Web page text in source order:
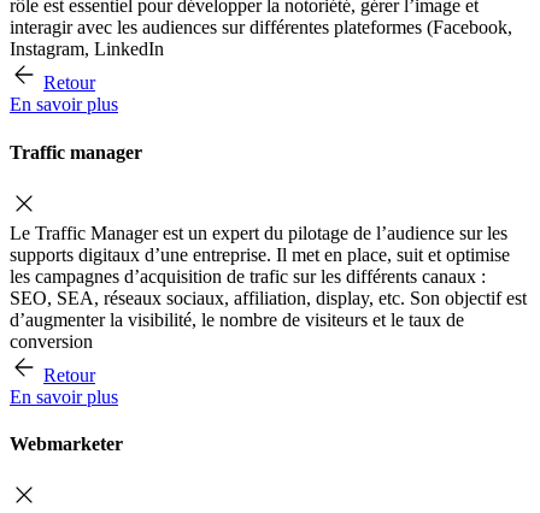
rôle est essentiel pour développer la notoriété, gérer l’image et
interagir avec les audiences sur différentes plateformes (Facebook,
Instagram, LinkedIn
Retour
En savoir plus
Traffic manager
Le Traffic Manager est un expert du pilotage de l’audience sur les
supports digitaux d’une entreprise. Il met en place, suit et optimise
les campagnes d’acquisition de trafic sur les différents canaux :
SEO, SEA, réseaux sociaux, affiliation, display, etc. Son objectif est
d’augmenter la visibilité, le nombre de visiteurs et le taux de
conversion
Retour
En savoir plus
Webmarketer